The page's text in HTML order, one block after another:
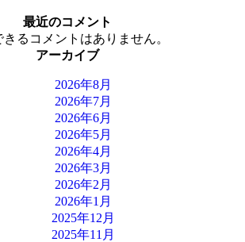
最近のコメント
るコメントはありません。
アーカイブ
2026年8月
2026年7月
2026年6月
2026年5月
2026年4月
2026年3月
2026年2月
2026年1月
2025年12月
2025年11月